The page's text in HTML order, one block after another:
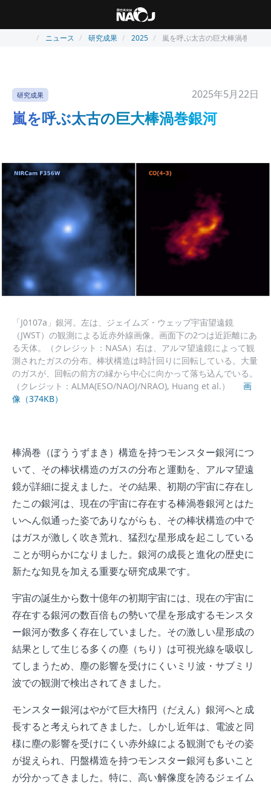
ニュース 研究成果 2025 嵐を呼ぶ太古の巨大棒渦巻銀河
研究成果 2025年5月22日
嵐を呼ぶ太古の巨大棒渦巻銀河
「J0107a」銀河。左は、ジェイムズ・ウェッブ宇宙望遠鏡
（JWST）の観測による近赤外線画像。画面下の2つは近距離にあ
る天体。（クレジット：NASA）右は、アルマ望遠鏡によって観
測されたガスの分布。棒状構造は時計回りに回転している。大量
のガスが、回転の前方の縁から中心に向かって落ち込んでいる。
（クレジット：ALMA(ESO/NAOJ/NRAO), Huang et al.）
画
像（374KB）
棒渦巻（ぼううずまき）構造を持つモンスター銀河につ
いて、その棒状構造のガスの分布と運動を、アルマ望遠
鏡が詳細に捉えました。その結果、初期の宇宙に存在し
たこの銀河は、現在の宇宙に存在する棒渦巻銀河とはた
いへん似通った姿でありながらも、その棒状構造の中で
はガスが激しく吹き荒れ、猛烈な星形成を起こしている
ことが明らかになりました。銀河の成長と進化の歴史に
新たな知見を加える重要な研究成果です。
宇宙の誕生から数十億年の初期宇宙には、現在の宇宙に
存在する銀河の数百倍もの勢いで星を形成するモンスタ
ー銀河が数多く存在していました。その激しい星形成の
結果として生じる多くの塵（ちり）は可視光線を吸収し
てしまうため、塵の影響を受けにくいミリ波・サブミリ
波での観測で検出されてきました。
モンスター銀河はやがて巨大楕円（だえん）銀河へと成
長すると考えられてきました。しかし近年は、電波と同
様に塵の影響を受けにくい赤外線による観測でもその姿
が捉えられ、円盤構造を持つモンスター銀河も多いこと
が分かってきました。特に、高い解像度を誇るジェイム